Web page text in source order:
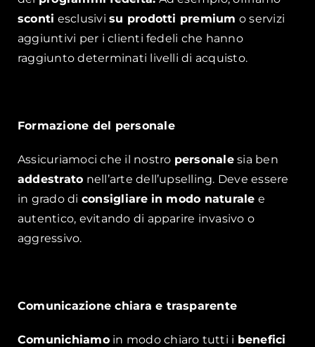
sconti esclusivisu prodotti premium o servizi
aggiuntivi per i clienti fedeli che hanno
raggiunto determinati livelli di acquisto.
Formazione del personale
Assicuriamoci che il nostro personalesia ben
addestrato nell’arte dell’upselling. Deve essere
in grado di consigliare in modo naturale e
autentico, evitando di apparire invasivo o
aggressivo.
Comunicazione chiara e trasparente
Comunichiamoin modo chiaro tutti i benefici